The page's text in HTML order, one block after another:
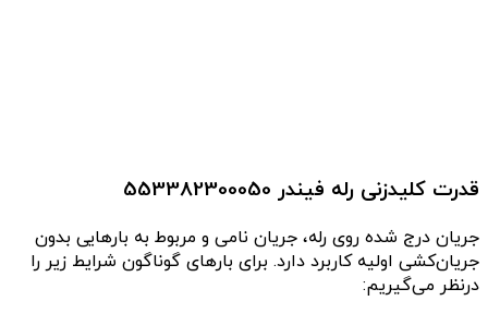
قدرت کلیدزنی رله فیندر 553382300050
جریان درج شده روی رله، جریان نامی و مربوط به بارهایی بدون
جریان‌کشی اولیه کاربرد دارد. برای بارهای گوناگون شرایط زیر را
درنظر می‌گیریم: